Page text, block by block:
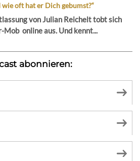
wie oft hat er Dich gebumst?“
von Julian Reichelt tobt sich
Mob online aus. Und kennt...
abonnieren: